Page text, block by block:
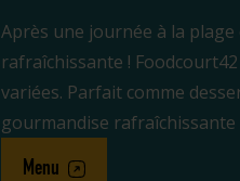
Après une journée à la plage
rafraîchissante !
variées. Parfait comme
gourmandise rafraîchissante
Menu